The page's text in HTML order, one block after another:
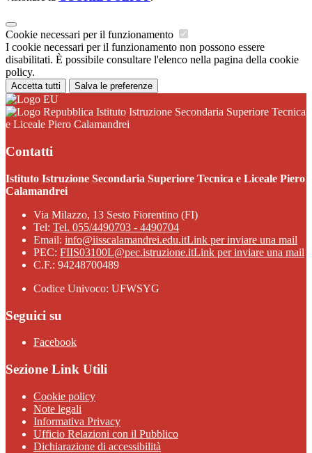
Cookie necessari per il funzionamento
I cookie necessari per il funzionamento non possono essere
disabilitati. È possibile consultare l'elenco nella pagina della cookie
policy.
Accetta tutti Salva le preferenze
Istituto Istruzione Secondaria Superiore Tecnica
e Liceale Piero Calamandrei
Contatti
Istituto Istruzione Secondaria Superiore Tecnica e Liceale Piero
Calamandrei
Via Milazzo, 13 Sesto Fiorentino (FI)
Tel: Tel. 055/4490703 - 4490704
Email: info@iisscalamandrei.edu.itLink per inviare una mail
PEC: FIIS03100L@pec.istruzione.itLink per inviare una mail
C.F.: 94248700489
Codice Univoco: UFWSYG
Seguici su
Facebook
Sezione Link Utili
Cookie policy
Note legali
Informativa Privacy
Ufficio Relazioni con il Pubblico
Dichiarazione di accessibilità